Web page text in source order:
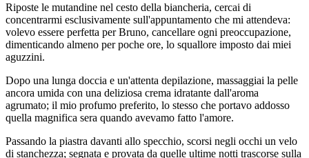
Riposte le mutandine nel cesto della biancheria, cercai di
concentrarmi esclusivamente sull'appuntamento che mi attendeva:
volevo essere perfetta per Bruno, cancellare ogni preoccupazione,
dimenticando almeno per poche ore, lo squallore imposto dai miei
aguzzini.
Dopo una lunga doccia e un'attenta depilazione, massaggiai la pelle
ancora umida con una deliziosa crema idratante dall'aroma
agrumato; il mio profumo preferito, lo stesso che portavo addosso
quella magnifica sera quando avevamo fatto l'amore.
Passando la piastra davanti allo specchio, scorsi negli occhi un velo
di stanchezza; segnata e provata da quelle ultime notti trascorse sulla